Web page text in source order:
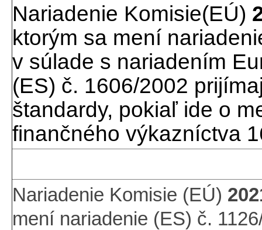
Nariadenie Komisie(EÚ)
ktorým sa mení
v súlade s nariadením
(ES) č. 1606/2002
štandardy, pokiaľ ide o
finančného výkazníctva
Nariadenie Komisie (EÚ)
mení nariadenie (ES) č.